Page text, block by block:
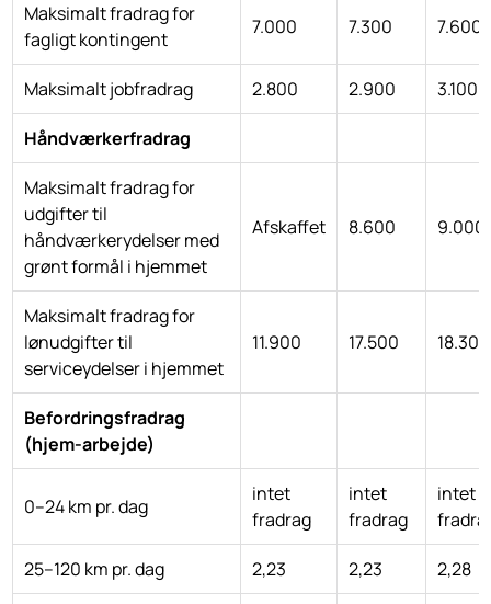
Maksimalt fradrag for
fagligt kontingent
7.000 7.300 7.600
Maksimalt jobfradrag 2.800 2.900 3.100
Håndværkerfradrag
Maksimalt fradrag for
udgifter til
håndværkerydelser med
grønt formål i hjemmet
Afskaffet 8.600 9.000
Maksimalt fradrag for
lønudgifter til
serviceydelser i hjemmet
11.900 17.500 18.300
Befordringsfradrag
(hjem-arbejde)
0–24 km pr. dag
intet
fradrag
intet
fradrag
intet
25–120 km pr. dag 2,23 2,23 2,28